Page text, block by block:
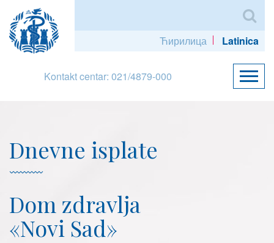
Ћирилица Latinica
Kontakt centar: 021/4879-000
Dnevne isplate
Dom zdravlja
«Novi Sad»